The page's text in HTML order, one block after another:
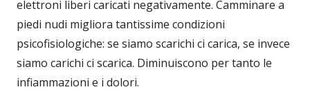
elettroni liberi caricati negativamente. Camminare a
piedi nudi migliora tantissime condizioni
psicofisiologiche: se siamo scarichi ci carica, se invece
siamo carichi ci scarica. Diminuiscono per tanto le
infiammazioni e i dolori.